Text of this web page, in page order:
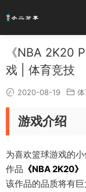
《NBA 2K20
戏 | 体育竞技
2020-08-19
游戏介绍
为喜欢篮球游戏的
作品 《NBA 2K20》
该作品的品质将有